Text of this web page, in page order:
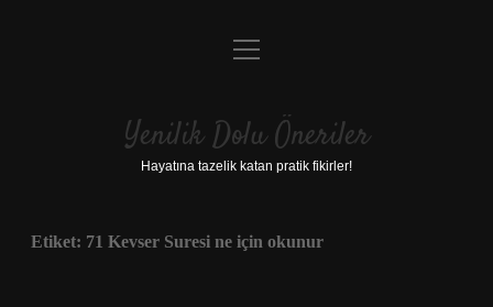
Anasayfa
Yasal Uyarı
menüyü
Yenilik Dolu Öneriler
Hayatına tazelik katan pratik fikirler!
Etiket: 71 Kevser Suresi ne için okunur